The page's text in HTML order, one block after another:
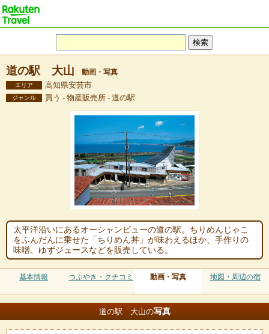
道の駅 大山 動画・写真
エリア 高知県安芸市
ジャンル 買う - 物産販売所 - 道の駅
太平洋沿いにあるオーシャンビューの道の駅。ちりめんじゃこ
をふんだんに乗せた「ちりめん丼」が味わえるほか、手作りの
味噌、ゆずジュースなどを販売している。
基本情報 つぶやき・クチコミ 動画・写真 地図・周辺の宿
道の駅 大山の写真